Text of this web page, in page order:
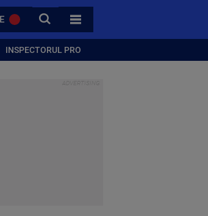
CAUTA
TOATE CATEGORIILE
INSPECTORUL PRO